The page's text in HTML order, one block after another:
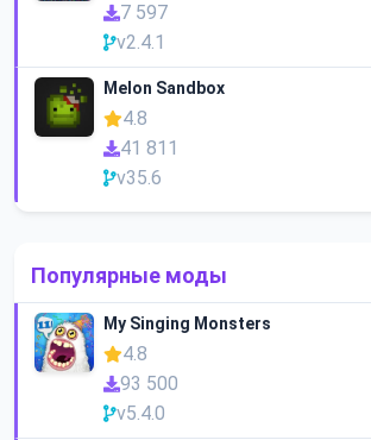
7 597
v2.4.1
Melon Sandbox
4.8
41 811
v35.6
Популярные моды
My Singing Monsters
4.8
93 500
v5.4.0